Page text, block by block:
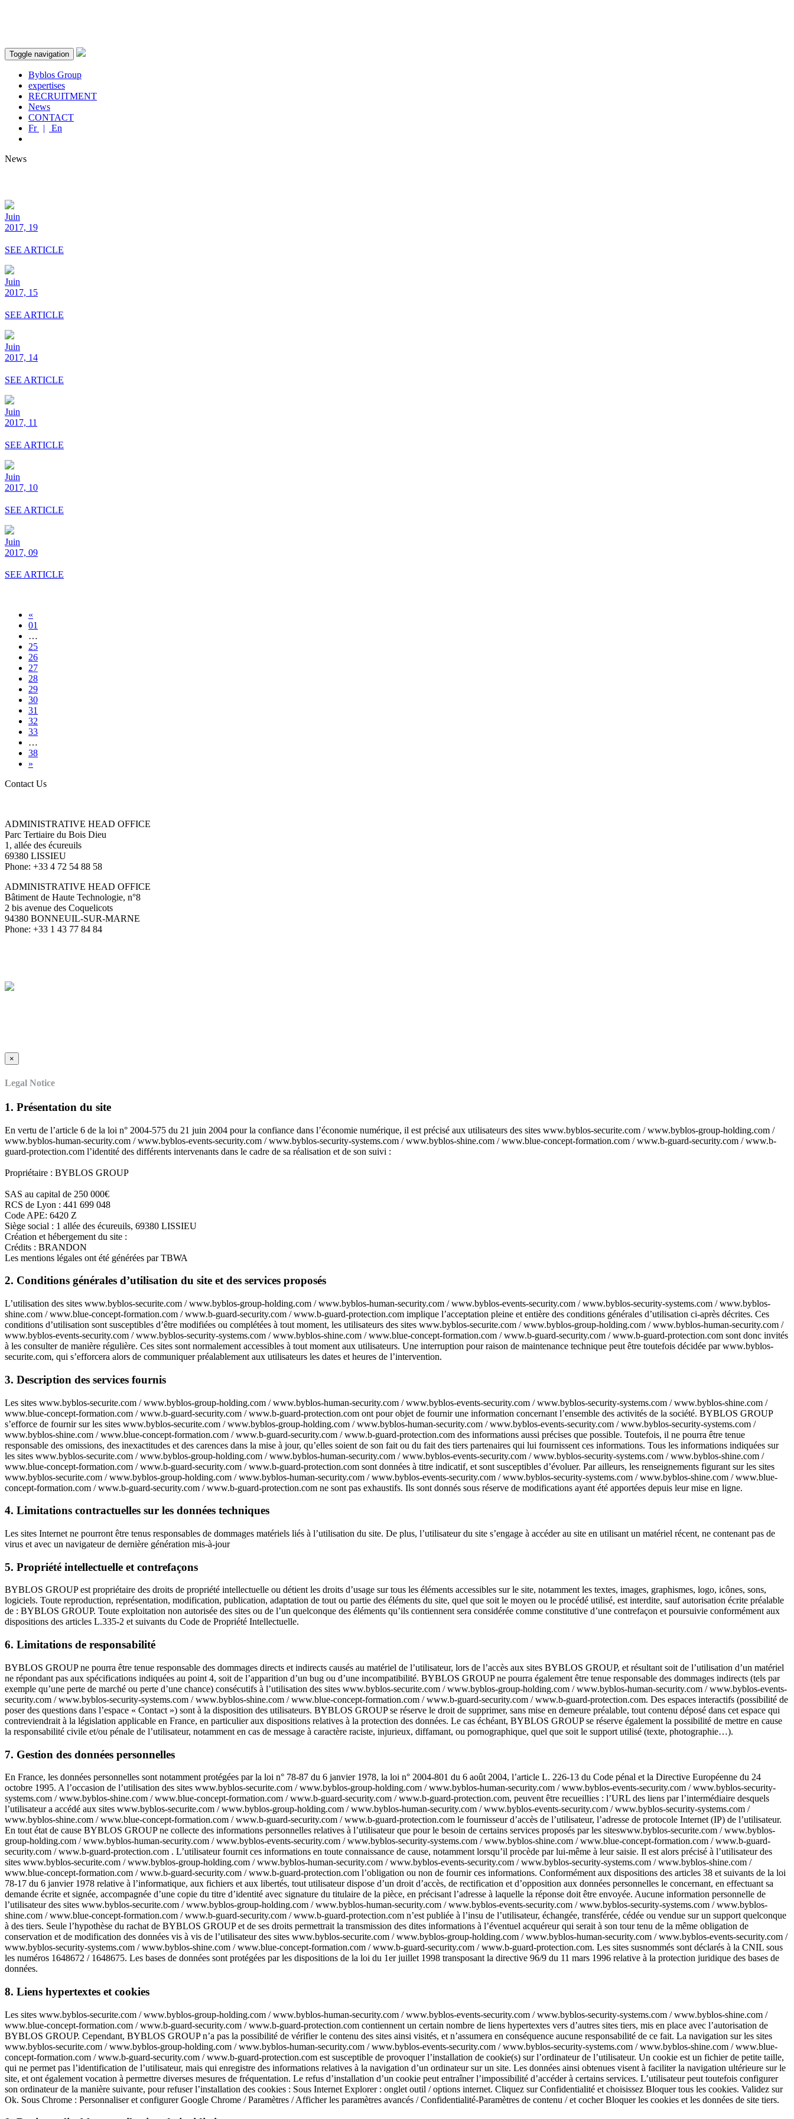
Toggle navigation
Byblos Group
expertises
RECRUITMENT
News
CONTACT
Fr
| En
News
Juin
2017, 19
SEE ARTICLE
Juin
2017, 15
SEE ARTICLE
Juin
2017, 14
SEE ARTICLE
Juin
2017, 11
SEE ARTICLE
Juin
2017, 10
SEE ARTICLE
Juin
2017, 09
SEE ARTICLE
«
01
…
25
26
27
28
29
30
31
32
33
…
38
»
Contact Us
ADMINISTRATIVE HEAD OFFICE
Parc Tertiaire du Bois Dieu
1, allée des écureuils
69380 LISSIEU
Phone: +33 4 72 54 88 58
ADMINISTRATIVE HEAD OFFICE
Bâtiment de Haute Technologie, n°8
2 bis avenue des Coquelicots
94380 BONNEUIL-SUR-MARNE
Phone: +33 1 43 77 84 84
×
Legal Notice
1. Présentation du site
En vertu de l’article 6 de la loi n° 2004-575 du 21 juin 2004 pour la confiance dans l’économie numérique, il est précisé aux utilisateurs des sites www.byblos-securite.com / www.byblos-group-holding.com /
www.byblos-human-security.com / www.byblos-events-security.com / www.byblos-security-systems.com / www.byblos-shine.com / www.blue-concept-formation.com / www.b-guard-security.com / www.b-
guard-protection.com l’identité des différents intervenants dans le cadre de sa réalisation et de son suivi :
Propriétaire : BYBLOS GROUP
SAS au capital de 250 000€
RCS de Lyon : 441 699 048
Code APE: 6420 Z
Siège social : 1 allée des écureuils, 69380 LISSIEU
Création et hébergement du site :
Crédits : BRANDON
Les mentions légales ont été générées par TBWA
2. Conditions générales d’utilisation du site et des services proposés
L’utilisation des sites www.byblos-securite.com / www.byblos-group-holding.com / www.byblos-human-security.com / www.byblos-events-security.com / www.byblos-security-systems.com / www.byblos-
shine.com / www.blue-concept-formation.com / www.b-guard-security.com / www.b-guard-protection.com implique l’acceptation pleine et entière des conditions générales d’utilisation ci-après décrites. Ces
conditions d’utilisation sont susceptibles d’être modifiées ou complétées à tout moment, les utilisateurs des sites www.byblos-securite.com / www.byblos-group-holding.com / www.byblos-human-security.com /
www.byblos-events-security.com / www.byblos-security-systems.com / www.byblos-shine.com / www.blue-concept-formation.com / www.b-guard-security.com / www.b-guard-protection.com sont donc invités
à les consulter de manière régulière. Ces sites sont normalement accessibles à tout moment aux utilisateurs. Une interruption pour raison de maintenance technique peut être toutefois décidée par www.byblos-
securite.com, qui s’efforcera alors de communiquer préalablement aux utilisateurs les dates et heures de l’intervention.
3. Description des services fournis
Les sites www.byblos-securite.com / www.byblos-group-holding.com / www.byblos-human-security.com / www.byblos-events-security.com / www.byblos-security-systems.com / www.byblos-shine.com /
www.blue-concept-formation.com / www.b-guard-security.com / www.b-guard-protection.com ont pour objet de fournir une information concernant l’ensemble des activités de la société. BYBLOS GROUP
s’efforce de fournir sur les sites www.byblos-securite.com / www.byblos-group-holding.com / www.byblos-human-security.com / www.byblos-events-security.com / www.byblos-security-systems.com /
www.byblos-shine.com / www.blue-concept-formation.com / www.b-guard-security.com / www.b-guard-protection.com des informations aussi précises que possible. Toutefois, il ne pourra être tenue
responsable des omissions, des inexactitudes et des carences dans la mise à jour, qu’elles soient de son fait ou du fait des tiers partenaires qui lui fournissent ces informations. Tous les informations indiquées sur
les sites www.byblos-securite.com / www.byblos-group-holding.com / www.byblos-human-security.com / www.byblos-events-security.com / www.byblos-security-systems.com / www.byblos-shine.com /
www.blue-concept-formation.com / www.b-guard-security.com / www.b-guard-protection.com sont données à titre indicatif, et sont susceptibles d’évoluer. Par ailleurs, les renseignements figurant sur les sites
www.byblos-securite.com / www.byblos-group-holding.com / www.byblos-human-security.com / www.byblos-events-security.com / www.byblos-security-systems.com / www.byblos-shine.com / www.blue-
concept-formation.com / www.b-guard-security.com / www.b-guard-protection.com ne sont pas exhaustifs. Ils sont donnés sous réserve de modifications ayant été apportées depuis leur mise en ligne.
4. Limitations contractuelles sur les données techniques
Les sites Internet ne pourront être tenus responsables de dommages matériels liés à l’utilisation du site. De plus, l’utilisateur du site s’engage à accéder au site en utilisant un matériel récent, ne contenant pas de
virus et avec un navigateur de dernière génération mis-à-jour
5. Propriété intellectuelle et contrefaçons
BYBLOS GROUP est propriétaire des droits de propriété intellectuelle ou détient les droits d’usage sur tous les éléments accessibles sur le site, notamment les textes, images, graphismes, logo, icônes, sons,
logiciels. Toute reproduction, représentation, modification, publication, adaptation de tout ou partie des éléments du site, quel que soit le moyen ou le procédé utilisé, est interdite, sauf autorisation écrite préalable
de : BYBLOS GROUP. Toute exploitation non autorisée des sites ou de l’un quelconque des éléments qu’ils contiennent sera considérée comme constitutive d’une contrefaçon et poursuivie conformément aux
dispositions des articles L.335-2 et suivants du Code de Propriété Intellectuelle.
6. Limitations de responsabilité
BYBLOS GROUP ne pourra être tenue responsable des dommages directs et indirects causés au matériel de l’utilisateur, lors de l’accès aux sites BYBLOS GROUP, et résultant soit de l’utilisation d’un matériel
ne répondant pas aux spécifications indiquées au point 4, soit de l’apparition d’un bug ou d’une incompatibilité. BYBLOS GROUP ne pourra également être tenue responsable des dommages indirects (tels par
exemple qu’une perte de marché ou perte d’une chance) consécutifs à l’utilisation des sites www.byblos-securite.com / www.byblos-group-holding.com / www.byblos-human-security.com / www.byblos-events-
security.com / www.byblos-security-systems.com / www.byblos-shine.com / www.blue-concept-formation.com / www.b-guard-security.com / www.b-guard-protection.com. Des espaces interactifs (possibilité de
poser des questions dans l’espace « Contact ») sont à la disposition des utilisateurs. BYBLOS GROUP se réserve le droit de supprimer, sans mise en demeure préalable, tout contenu déposé dans cet espace qui
contreviendrait à la législation applicable en France, en particulier aux dispositions relatives à la protection des données. Le cas échéant, BYBLOS GROUP se réserve également la possibilité de mettre en cause
la responsabilité civile et/ou pénale de l’utilisateur, notamment en cas de message à caractère raciste, injurieux, diffamant, ou pornographique, quel que soit le support utilisé (texte, photographie…).
7. Gestion des données personnelles
En France, les données personnelles sont notamment protégées par la loi n° 78-87 du 6 janvier 1978, la loi n° 2004-801 du 6 août 2004, l’article L. 226-13 du Code pénal et la Directive Européenne du 24
octobre 1995. A l’occasion de l’utilisation des sites www.byblos-securite.com / www.byblos-group-holding.com / www.byblos-human-security.com / www.byblos-events-security.com / www.byblos-security-
systems.com / www.byblos-shine.com / www.blue-concept-formation.com / www.b-guard-security.com / www.b-guard-protection.com, peuvent être recueillies : l’URL des liens par l’intermédiaire desquels
l’utilisateur a accédé aux sites www.byblos-securite.com / www.byblos-group-holding.com / www.byblos-human-security.com / www.byblos-events-security.com / www.byblos-security-systems.com /
www.byblos-shine.com / www.blue-concept-formation.com / www.b-guard-security.com / www.b-guard-protection.com le fournisseur d’accès de l’utilisateur, l’adresse de protocole Internet (IP) de l’utilisateur.
En tout état de cause BYBLOS GROUP ne collecte des informations personnelles relatives à l’utilisateur que pour le besoin de certains services proposés par les siteswww.byblos-securite.com / www.byblos-
group-holding.com / www.byblos-human-security.com / www.byblos-events-security.com / www.byblos-security-systems.com / www.byblos-shine.com / www.blue-concept-formation.com / www.b-guard-
security.com / www.b-guard-protection.com . L’utilisateur fournit ces informations en toute connaissance de cause, notamment lorsqu’il procède par lui-même à leur saisie. Il est alors précisé à l’utilisateur des
sites www.byblos-securite.com / www.byblos-group-holding.com / www.byblos-human-security.com / www.byblos-events-security.com / www.byblos-security-systems.com / www.byblos-shine.com /
www.blue-concept-formation.com / www.b-guard-security.com / www.b-guard-protection.com l’obligation ou non de fournir ces informations. Conformément aux dispositions des articles 38 et suivants de la loi
78-17 du 6 janvier 1978 relative à l’informatique, aux fichiers et aux libertés, tout utilisateur dispose d’un droit d’accès, de rectification et d’opposition aux données personnelles le concernant, en effectuant sa
demande écrite et signée, accompagnée d’une copie du titre d’identité avec signature du titulaire de la pièce, en précisant l’adresse à laquelle la réponse doit être envoyée. Aucune information personnelle de
l’utilisateur des sites www.byblos-securite.com / www.byblos-group-holding.com / www.byblos-human-security.com / www.byblos-events-security.com / www.byblos-security-systems.com / www.byblos-
shine.com / www.blue-concept-formation.com / www.b-guard-security.com / www.b-guard-protection.com n’est publiée à l’insu de l’utilisateur, échangée, transférée, cédée ou vendue sur un support quelconque
à des tiers. Seule l’hypothèse du rachat de BYBLOS GROUP et de ses droits permettrait la transmission des dites informations à l’éventuel acquéreur qui serait à son tour tenu de la même obligation de
conservation et de modification des données vis à vis de l’utilisateur des sites www.byblos-securite.com / www.byblos-group-holding.com / www.byblos-human-security.com / www.byblos-events-security.com /
www.byblos-security-systems.com / www.byblos-shine.com / www.blue-concept-formation.com / www.b-guard-security.com / www.b-guard-protection.com. Les sites susnommés sont déclarés à la CNIL sous
les numéros 1648672 / 1648675. Les bases de données sont protégées par les dispositions de la loi du 1er juillet 1998 transposant la directive 96/9 du 11 mars 1996 relative à la protection juridique des bases de
données.
8. Liens hypertextes et cookies
Les sites www.byblos-securite.com / www.byblos-group-holding.com / www.byblos-human-security.com / www.byblos-events-security.com / www.byblos-security-systems.com / www.byblos-shine.com /
www.blue-concept-formation.com / www.b-guard-security.com / www.b-guard-protection.com contiennent un certain nombre de liens hypertextes vers d’autres sites tiers, mis en place avec l’autorisation de
BYBLOS GROUP. Cependant, BYBLOS GROUP n’a pas la possibilité de vérifier le contenu des sites ainsi visités, et n’assumera en conséquence aucune responsabilité de ce fait. La navigation sur les sites
www.byblos-securite.com / www.byblos-group-holding.com / www.byblos-human-security.com / www.byblos-events-security.com / www.byblos-security-systems.com / www.byblos-shine.com / www.blue-
concept-formation.com / www.b-guard-security.com / www.b-guard-protection.com est susceptible de provoquer l’installation de cookie(s) sur l’ordinateur de l’utilisateur. Un cookie est un fichier de petite taille,
qui ne permet pas l’identification de l’utilisateur, mais qui enregistre des informations relatives à la navigation d’un ordinateur sur un site. Les données ainsi obtenues visent à faciliter la navigation ultérieure sur le
site, et ont également vocation à permettre diverses mesures de fréquentation. Le refus d’installation d’un cookie peut entraîner l’impossibilité d’accéder à certains services. L’utilisateur peut toutefois configurer
son ordinateur de la manière suivante, pour refuser l’installation des cookies : Sous Internet Explorer : onglet outil / options internet. Cliquez sur Confidentialité et choisissez Bloquer tous les cookies. Validez sur
Ok. Sous Chrome : Personnaliser et configurer Google Chrome / Paramètres / Afficher les paramètres avancés / Confidentialité-Paramètres de contenu / et cocher Bloquer les cookies et les données de site tiers.